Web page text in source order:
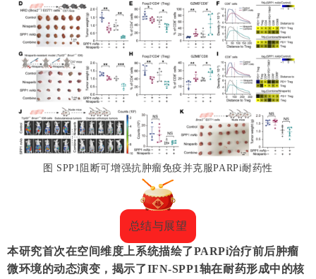
图 SPP1阻断可增强抗肿瘤免疫并克服PARPi耐药性
总结与展望
本研究首次在空间维度 上系统描绘了PARPi治疗前后肿瘤
微环境的动态演变，揭示了IFN-SPP1轴在耐药形成中的核